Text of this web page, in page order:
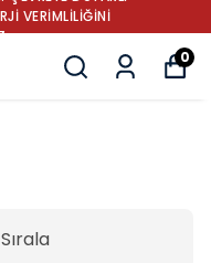
VERİMLİLİĞİNİ
0
Sırala